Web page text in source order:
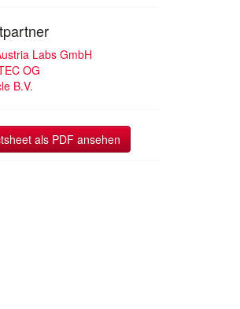
Labs GmbH
OG
B.V.
als PDF ansehen